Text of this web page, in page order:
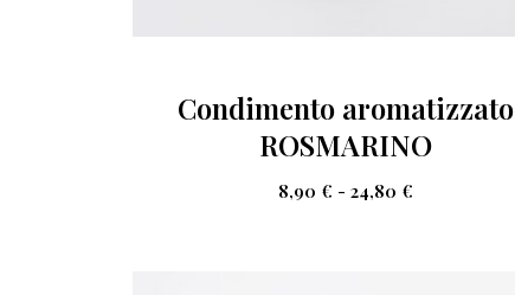
Condimento aromatizzato
ROSMARINO
8,90 € - 24,80 €